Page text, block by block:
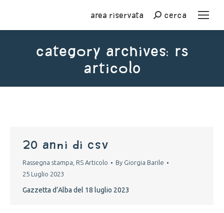
Area riservata Cercacerca
Category Archives: RS
Articolo
20 anni di CSV
Rassegna stampa RS Articolo By Giorgia Barile
25 Luglio 2023
Gazzetta d’Alba del 18 luglio 2023